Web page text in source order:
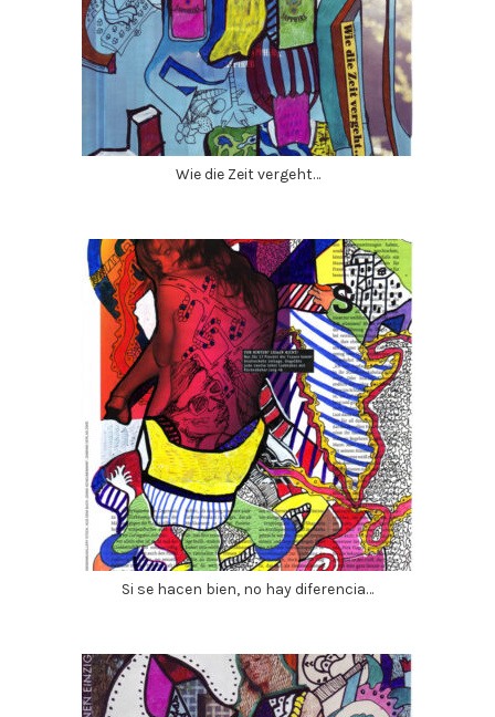
Wie die Zeit vergeht…
Si se hacen bien, no hay diferencia…